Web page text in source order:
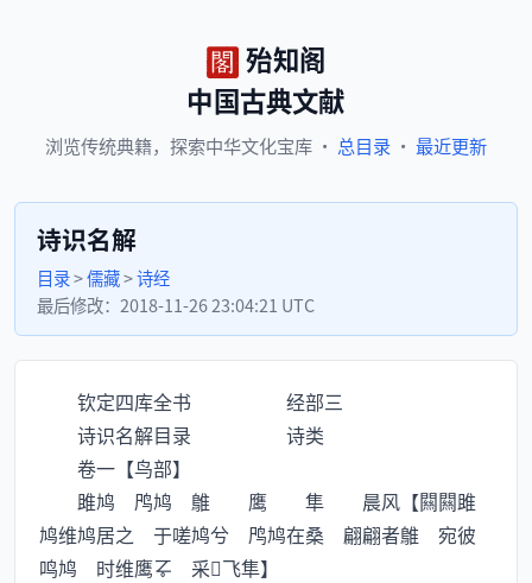
殆知阁
中国古典文献
浏览传统典籍， 探索中华文化宝库 · 总目录 · 最近更新
诗识名解
目录>儒藏>诗经
最后修改： 2018-11-26 23:04:21 UTC
钦定四库全书 经部三
诗识名解目录 诗类
卷一【鸟部】
雎鸠 鸤鸠 鵻 鹰 隼 晨风【闗闗雎
鸠维鸠居之 于嗟鸠兮 鸤鸠在桑 翩翩者鵻 宛彼
鸣鸠 时维鹰 采飞隼】